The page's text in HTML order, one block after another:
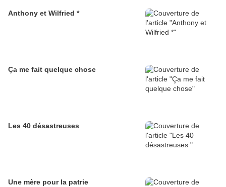
Anthony et Wilfried *
Ça me fait quelque chose
Les 40 désastreuses
Une mère pour la patrie